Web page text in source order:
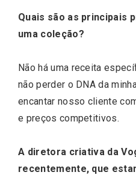
Quais são as principais
uma coleção?
Não há uma receita
não perder o DNA da
encantar nosso cliente
e preços competitivos.
A diretora criativa da
recentemente, que